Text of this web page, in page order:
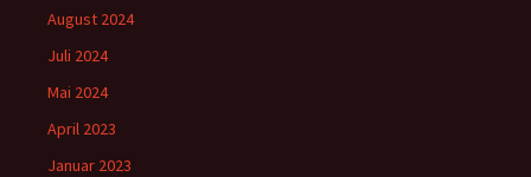
August 2024
Juli 2024
Mai 2024
April 2023
Januar 2023